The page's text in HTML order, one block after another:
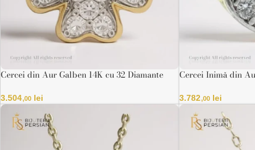
Cercei din Aur Galben 14K cu 32 Diamante
3.504,00lei
Cercei Inimă din
3.782,00 lei